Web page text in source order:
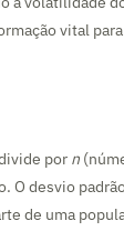
vital
por n
O desvio
de uma